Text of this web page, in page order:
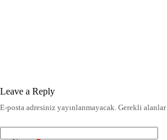
Leave a Reply
E-posta adresiniz yayınlanmayacak. Gerekli alanlar